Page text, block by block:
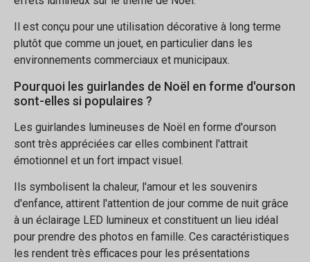
Il est conçu pour une utilisation décorative à long terme
plutôt que comme un jouet, en particulier dans les
environnements commerciaux et municipaux.
Pourquoi les guirlandes de Noël en forme d'ourson
sont-elles si populaires ?
Les guirlandes lumineuses de Noël en forme d'ourson
sont très appréciées car elles combinent l'attrait
émotionnel et un fort impact visuel.
Ils symbolisent la chaleur, l'amour et les souvenirs
d'enfance, attirent l'attention de jour comme de nuit grâce
à un éclairage LED lumineux et constituent un lieu idéal
pour prendre des photos en famille. Ces caractéristiques
les rendent très efficaces pour les présentations